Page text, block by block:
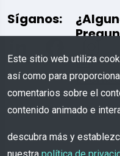
Síganos:
Este sitio web utiliza
así como para
comentarios sobre el
contenido animado e
descubra más y